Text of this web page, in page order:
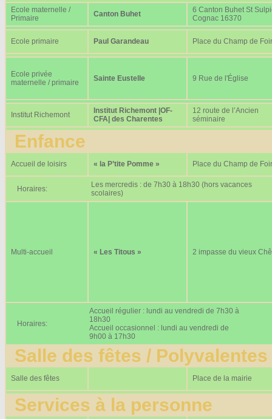
Ecole maternelle /
Primaire
Canton Buhet
6 Canton Buhet St
Cognac 16370
Ecole primaire Paul Garandeau Place du Champ de
Ecole privée
maternelle / primaire
Sainte Eustelle 9 Rue de l'Église
Institut Richemont
Institut Richemont |OF-
CFA| des Charentes
12 route de l’Ancien
séminaire
Enfance
Accueil de loisirs « la P’tite Pomme » Place du Champ de
Horaires:
Les mercredis : de 7h30 à 18h30 (hors vacances
scolaires)
Multi-accueil « Les Titous » 2 impasse du vieux
Horaires:
Accueil régulier : lundi au vendredi de 7h30 à
18h30
Accueil occasionnel : lundi au vendredi de
9h00 à 17h30
Salle des fêtes / Polyvalentes
Salle des fêtes Place de la mairie
Services à la personne